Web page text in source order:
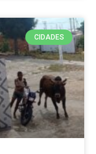
CIDADES